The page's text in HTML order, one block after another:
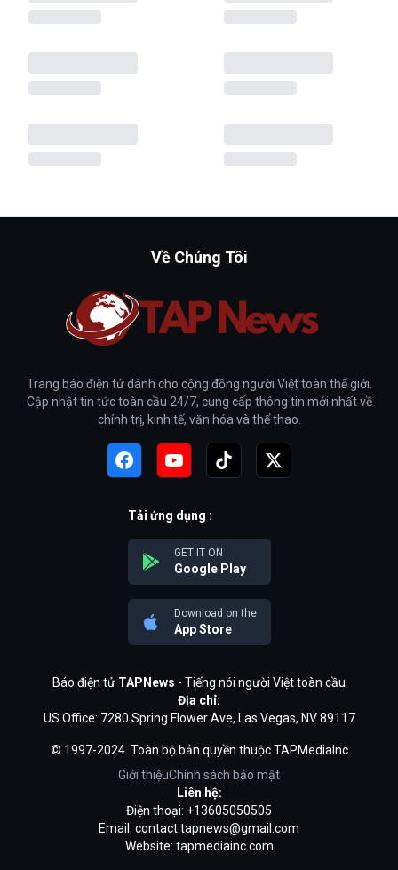
Về Chúng Tôi
Trang báo điện tử dành cho cộng đồng người Việt toàn thế giới.
Cập nhật tin tức toàn cầu 24/7, cung cấp thông tin mới nhất về
chính trị, kinh tế, văn hóa và thể thao.
Tải ứng dụng :
GET IT ON
Google Play
Download on the
App Store
Báo điện tử TAPNews - Tiếng nói người Việt toàn cầu
Địa chỉ:
US Office: 7280 Spring Flower Ave, Las Vegas, NV 89117
© 1997-2024. Toàn bộ bản quyền thuộc TAPMediaInc
Giới thiệuChính sách bảo mật
Liên hệ:
Điện thoại: +13605050505
Email: contact.tapnews@gmail.com
Website: tapmediainc.com